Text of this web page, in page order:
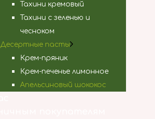
Тахини кремовый
Тахини с зеленью и
чесноком
Десертные пасты
Крем-пряник
Крем-печенье лимонное
Апельсиновый шококос